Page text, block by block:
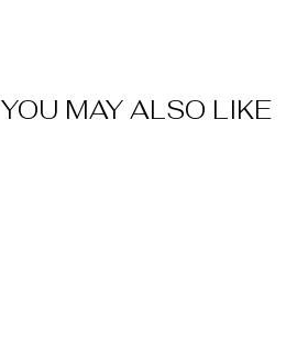
YOU MAY ALSO LIKE